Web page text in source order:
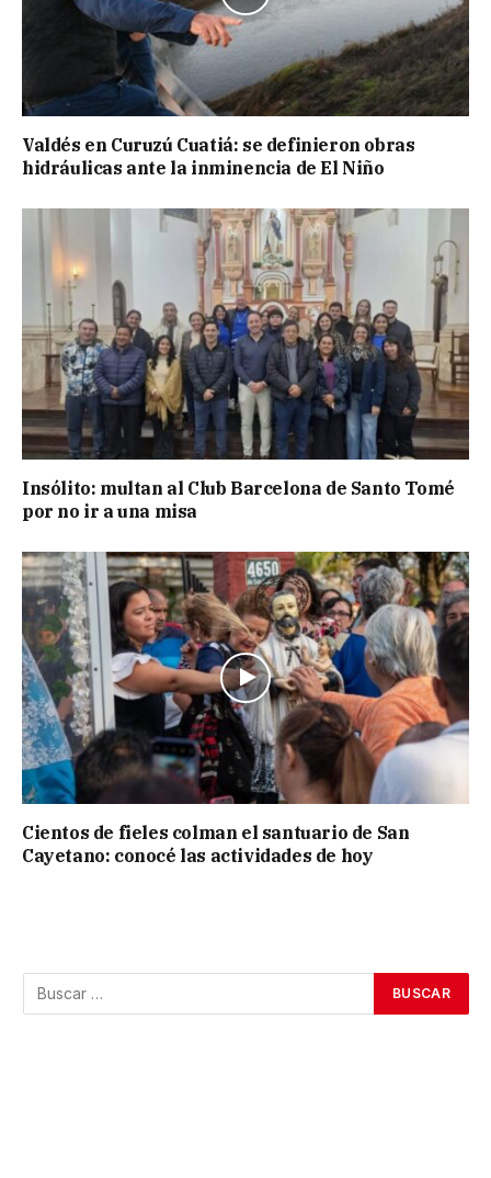
Valdés en Curuzú Cuatiá: se definieron obras
hidráulicas ante la inminencia de El Niño
Insólito: multan al Club Barcelona de Santo Tomé
por no ir a una misa
Cientos de fieles colman el santuario de San
Cayetano: conocé las actividades de hoy